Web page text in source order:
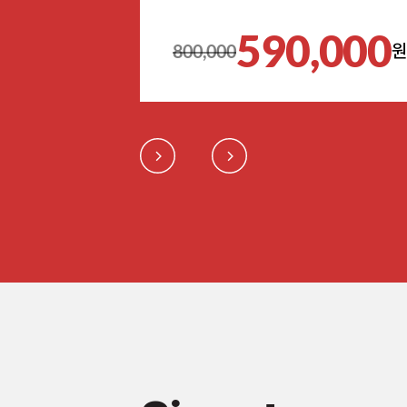
800,000590,000